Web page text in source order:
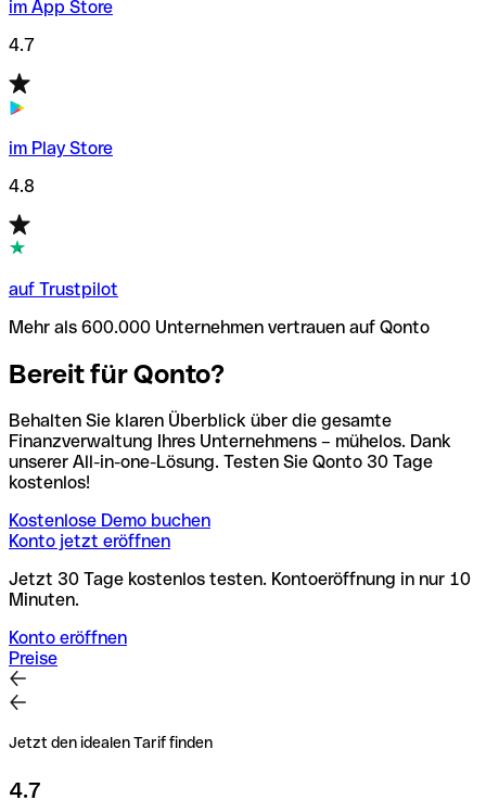
im App Store
4.7
im Play Store
4.8
auf Trustpilot
Mehr als 600.000 Unternehmen vertrauen auf Qonto
Bereit für Qonto?
Behalten Sie klaren Überblick über die gesamte
Finanzverwaltung Ihres Unternehmens – mühelos. Dank
unserer All-in-one-Lösung. Testen Sie Qonto 30 Tage
kostenlos!
Kostenlose Demo buchen
Konto jetzt eröffnen
Jetzt 30 Tage kostenlos testen. Kontoeröffnung in nur 10
Minuten.
Konto eröffnen
Preise
Jetzt den idealen Tarif finden
4.7